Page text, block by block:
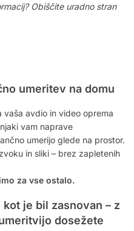
Obiščite uradno stran
umeritev na domu
vaša avdio in video oprema
vam naprave
umerijo glede na prostor.
in sliki – brez zapletenih
za vse ostalo.
je bil zasnovan – z
dosežete